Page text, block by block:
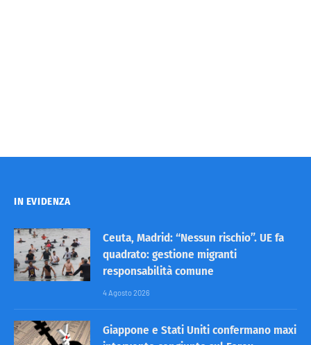
IN EVIDENZA
Ceuta, Madrid: “Nessun rischio”. UE fa
quadrato: gestione migranti
responsabilità comune
4 Agosto 2026
Giappone e Stati Uniti confermano maxi